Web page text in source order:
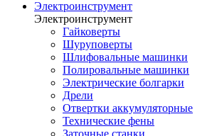
Электроинструмент
Электроинструмент
Гайковерты
Шуруповерты
Шлифовальные машинки
Полировальные машинки
Электрические болгарки
Дрели
Отвертки аккумуляторные
Технические фены
Заточные станки